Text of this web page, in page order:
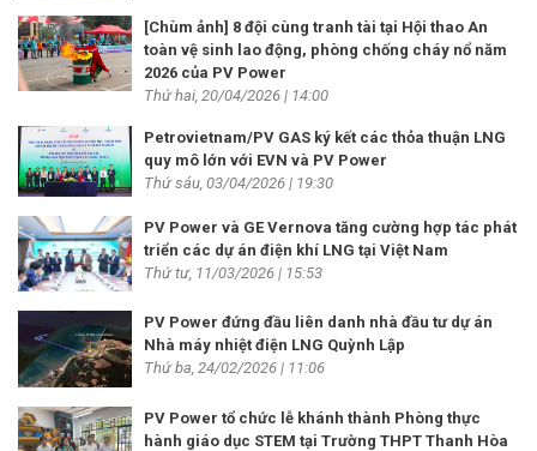
[Chùm ảnh] 8 đội cùng tranh tài tại Hội thao An
toàn vệ sinh lao động, phòng chống cháy nổ năm
2026 của PV Power
Thứ hai, 20/04/2026 | 14:00
Petrovietnam/PV GAS ký kết các thỏa thuận LNG
quy mô lớn với EVN và PV Power
Thứ sáu, 03/04/2026 | 19:30
PV Power và GE Vernova tăng cường hợp tác phát
triển các dự án điện khí LNG tại Việt Nam
Thứ tư, 11/03/2026 | 15:53
PV Power đứng đầu liên danh nhà đầu tư dự án
Nhà máy nhiệt điện LNG Quỳnh Lập
Thứ ba, 24/02/2026 | 11:06
PV Power tổ chức lễ khánh thành Phòng thực
hành giáo dục STEM tại Trường THPT Thanh Hòa